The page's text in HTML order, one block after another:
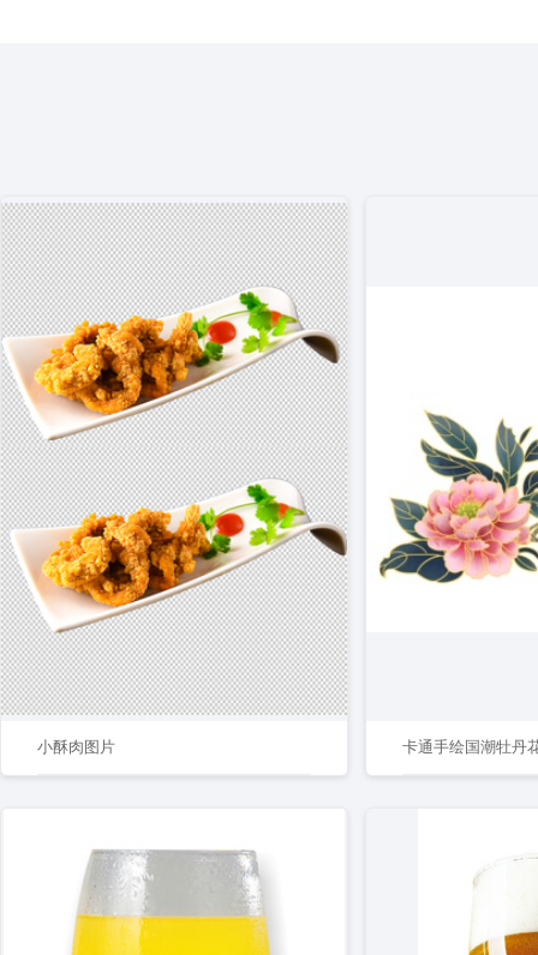
小酥肉图片 卡通手绘国潮牡丹